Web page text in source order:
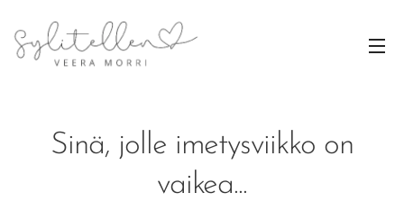
Sinä, jolle imetysviikko on
vaikea...